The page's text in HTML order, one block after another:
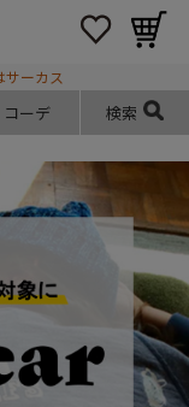
サーカス
コーデ 検索